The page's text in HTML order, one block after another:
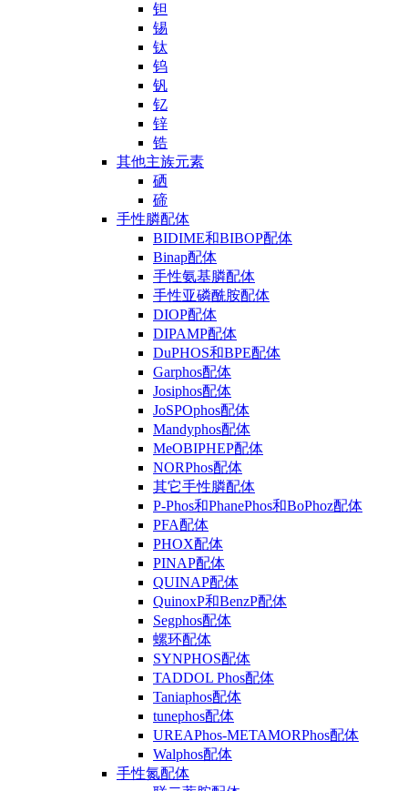
钽
锡
钛
钨
钒
钇
锌
锆
其他主族元素
硒
碲
手性膦配体
BIDIME和BIBOP配体
Binap配体
手性氨基膦配体
手性亚磷酰胺配体
DIOP配体
DIPAMP配体
DuPHOS和BPE配体
Garphos配体
Josiphos配体
JoSPOphos配体
Mandyphos配体
MeOBIPHEP配体
NORPhos配体
其它手性膦配体
P-Phos和PhanePhos和BoPhoz配体
PFA配体
PHOX配体
PINAP配体
QUINAP配体
QuinoxP和BenzP配体
Segphos配体
螺环配体
SYNPHOS配体
TADDOL Phos配体
Taniaphos配体
tunephos配体
UREAPhos-METAMORPhos配体
Walphos配体
手性氮配体